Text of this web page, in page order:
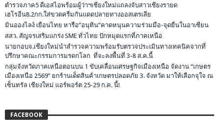
ตำรวจภาค5 ดีเอสไอพร้อมผู้ว่าฯเชียงใหม่แถลงจับสาวเชียงรายด
เฮโรอีน8.2กก.ใส่ขวดครีมกันแดดปลายทางออสเตรเลีย
มินอองไลง์ เยือนไทย หารือ”อนุทิน”คาดหนุนความร่วมมือ-จุดยืนในอาเซียน
สสว. สัญจรเสริมแกร่ง SME ทั่วไทย ปักหมุดแรกที่ภาคเหนือ
นายกอบจ.เชียงใหม่นำสำรวจความพร้อมรับตรวจประเมินทางเทคนิคจากที่
ปรึกษาคณะกรรมการมรดกโลก ที่จะลงพื้นที่ 3-8 ส.ค.นี้
กลุ่มจังหวัดภาคเหนือตอนบน 1 ขับเคลื่อนเศรษฐกิจเมืองเหนือ จัดงาน “เกษตร
เมืองเหนือ 2569” ยกร้านเด็ดสินค้าเกษตรปลอดภัย 3. จังหวัด มาให้เลือกจุใจ ณ
เซ็นทรัล เชียงใหม่ แอร์พอร์ต 25-29 ก.ค. นี้!
FACEBOOK